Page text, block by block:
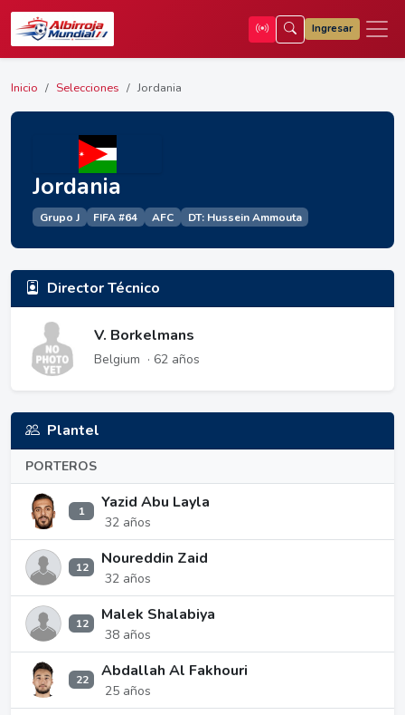
Ingresar
Inicio Selecciones Jordania
Jordania
Grupo J FIFA #64 AFC DT: Hussein Ammouta
Director Técnico
V. Borkelmans
Belgium · 62 años
Plantel
PORTEROS
1 Yazid Abu Layla
32 años
12 Noureddin Zaid
32 años
12 Malek Shalabiya
38 años
22 Abdallah Al Fakhouri
25 años